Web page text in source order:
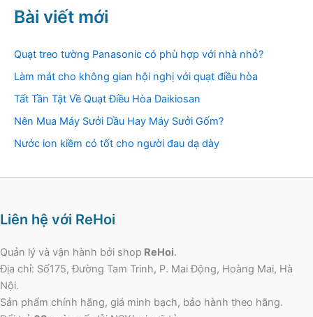
Bài viết mới
Quạt treo tường Panasonic có phù hợp với nhà nhỏ?
Làm mát cho không gian hội nghị với quạt điều hòa
Tất Tần Tật Về Quạt Điều Hòa Daikiosan
Nên Mua Máy Sưởi Dầu Hay Máy Sưởi Gốm?
Nước ion kiềm có tốt cho người đau dạ dày
Liên hệ với ReHoi
Quản lý và vận hành bởi shop ReHoi.
Địa chỉ: Số175, Đường Tam Trinh, P. Mai Động, Hoàng Mai, Hà
Nội.
Sản phẩm chính hãng, giá minh bạch, bảo hành theo hãng.